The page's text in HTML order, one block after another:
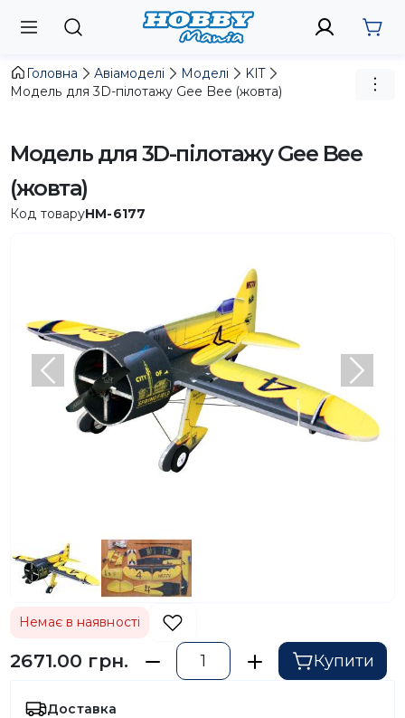
Головна Авіамоделі Моделі
KIT
Модель для 3D-пілотажу Gee Bee (жовта)
Модель для 3D-пілотажу Gee Bee
(жовта)
Код товаруHM-6177
Попередній
Немає в наявності
2671.00 грн. Купити
Доставка